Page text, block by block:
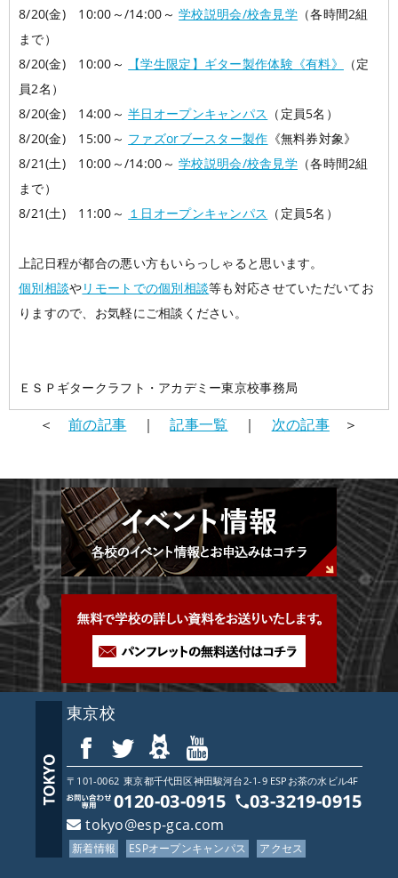
8/20(金) 10:00～/14:00～学校説明会/校舎見学（各時間2組
まで）
8/20(金) 10:00～
【学生限定】ギター製作体験《有料》
（定
員2名）
8/20(金) 14:00～半日オープンキャンパス （定員5名）
8/20(金) 15:00～ ファズorブースター製作 《無料券対象》
8/21(土) 10:00～/14:00～学校説明会/校舎見学（各時間2組
まで）
8/21(土) 11:00～ １日オープンキャンパス （定員5名）
上記日程が都合の悪い方もいらっしゃると思います。
個別相談やリモートでの個別相談等も対応させていただいてお
りますので、お気軽にご相談ください。
ＥＳＰギタークラフト・アカデミー東京校事務局
＜前の記事 ｜記事一覧 ｜ 次の記事＞
東京校
〒101-0062 東京都千代田区神田駿河台2-1-9 ESPお茶の水ビル4F
0120-03-0915 03-3219-0915
tokyo@esp-gca.com
新着情報 ESPオープンキャンパス アクセス